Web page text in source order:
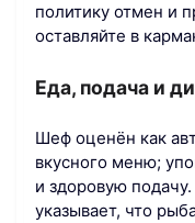
политику отмен и
оставляйте в
Еда, подача и
Шеф оценён как
вкусного меню;
и здоровую
указывает, что